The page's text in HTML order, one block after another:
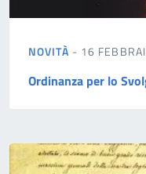
NOVITÀ - 16
Ordinanza per lo